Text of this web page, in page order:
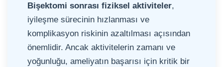
Bişektomi sonrası fiziksel aktiviteler,
iyileşme sürecinin hızlanması ve
komplikasyon riskinin azaltılması açısından
önemlidir. Ancak aktivitelerin zamanı ve
yoğunluğu, ameliyatın başarısı için kritik bir